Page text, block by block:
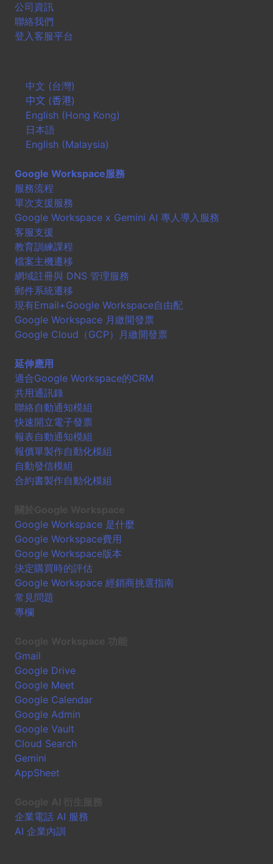
公司資訊
聯絡我們
登入客服平台
中文 (台灣)
中文 (香港)
English (Hong Kong)
日本語
English (Malaysia)
Google Workspace服務
服務流程
單次支援服務
Google Workspace x Gemini AI 專人導入服務
客服支援
教育訓練課程
檔案主機遷移
網域註冊與 DNS 管理服務
郵件系統遷移
現有Email+Google Workspace自由配
Google Workspace 月繳開發票
Google Cloud（GCP）月繳開發票
延伸應用
適合Google Workspace的CRM
共用通訊錄
聯絡自動通知模組
快速開立電子發票
報表自動通知模組
報價單製作自動化模組
自動發信模組
合約書製作自動化模組
Google Workspace 是什麼
Google Workspace費用
Google Workspace版本
決定購買時的評估
Google Workspace 經銷商挑選指南
常見問題
專欄
Gmail
Google Drive
Google Meet
Google Calendar
Google Admin
Google Vault
Cloud Search
Gemini
AppSheet
企業電話 AI 服務
AI 企業內訓